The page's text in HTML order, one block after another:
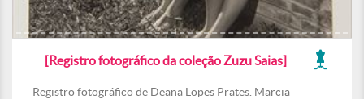
[Registro fotográfico da coleção Zuzu Saias]
Registro fotográfico de Deana Lopes Prates. Marcia